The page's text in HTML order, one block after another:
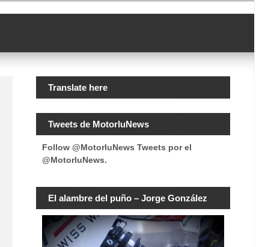
Translate here
Tweets de MotorluNews
Follow @MotorluNews Tweets por el
@MotorluNews.
El alambre del puño – Jorge González